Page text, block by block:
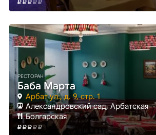
РЕСТОРАН
Баба Марта
Арбат ул., д. 9, стр. 1
Александровский сад, Арбатская
Болгарская